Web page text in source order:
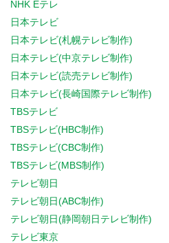
NHK Eテレ
日本テレビ
日本テレビ(札幌テレビ制作)
日本テレビ(中京テレビ制作)
日本テレビ(読売テレビ制作)
日本テレビ(長崎国際テレビ制作)
TBSテレビ
TBSテレビ(HBC制作)
TBSテレビ(CBC制作)
TBSテレビ(MBS制作)
テレビ朝日
テレビ朝日(ABC制作)
テレビ朝日(静岡朝日テレビ制作)
テレビ東京